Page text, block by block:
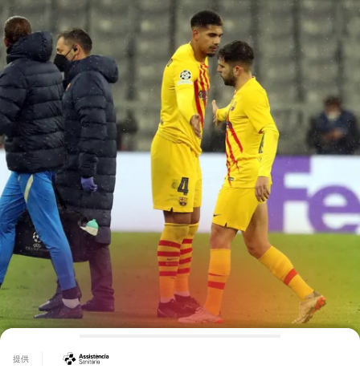
plusicon
label.aria.plus
バルサアカデミー
plusicon
label.aria.plus
10年毎
会長
レジェンド
監督
plusicon
label.aria.plus
プレスパス
Facilities
PLUSICON
LABEL.ARIA.PLUS
トップチーム
女子サッカー
plusicon
label.aria.plus
スケジュール
チケット
結果
順位表
バルサAtlètic
plusicon
label.aria.plus
スケジュール
チケット
結果
順位表
PLUSICON
LABEL.ARIA.PLUS
トップチーム
plusicon
label.aria.plus
スケジュール
チケット
結果
PLUSICON
LABEL.ARIA.PLUS
トップチーム
提供